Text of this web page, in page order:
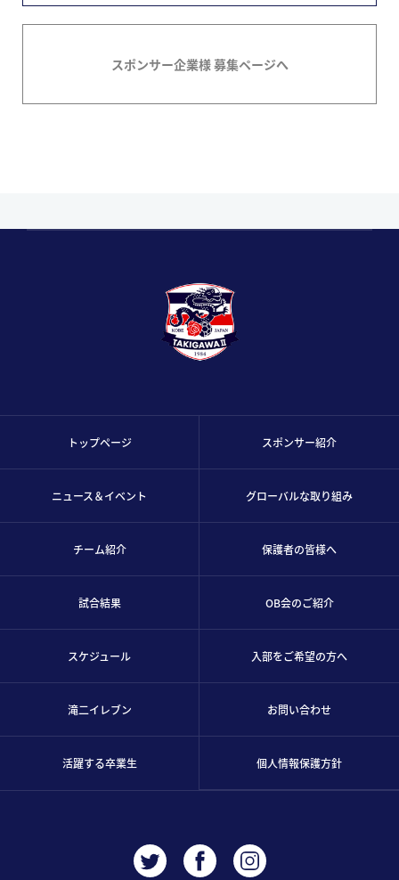
スポンサー企業様 募集ページへ
トップページ
ニュース＆イベント
チーム紹介
試合結果
スケジュール
滝二イレブン
活躍する卒業生
スポンサー紹介
グローバルな取り組み
保護者の皆様へ
OB会のご紹介
入部をご希望の方へ
お問い合わせ
個人情報保護方針